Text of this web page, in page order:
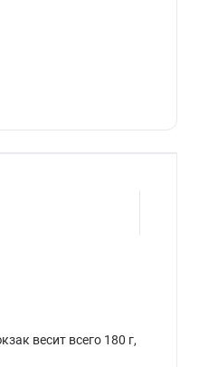
весит всего 180 г,